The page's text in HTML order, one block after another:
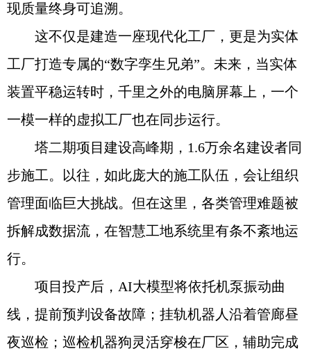
现质量终身可追溯。
这不仅是建造一座现代化工厂，更是为实体
工厂打造专属的“数字孪生兄弟”。未来，当实体
装置平稳运转时，千里之外的电脑屏幕上，一个
一模一样的虚拟工厂也在同步运行。
塔二期项目建设高峰期，1.6万余名建设者同
步施工。以往，如此庞大的施工队伍，会让组织
管理面临巨大挑战。但在这里，各类管理难题被
拆解成数据流，在智慧工地系统里有条不紊地运
行。
项目投产后，AI大模型将依托机泵振动曲
线，提前预判设备故障；挂轨机器人沿着管廊昼
夜巡检；巡检机器狗灵活穿梭在厂区，辅助完成